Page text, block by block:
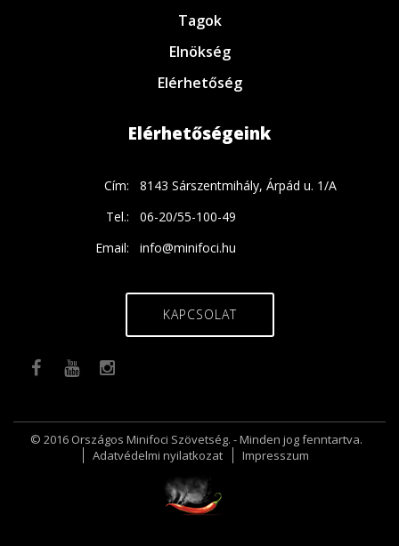
Tagok
Elnökség
Elérhetőség
Elérhetőségeink
Cím:
8143 Sárszentmihály, Árpád u. 1/A
Tel.:
06-20/55-100-49
Email:
info@minifoci.hu
KAPCSOLAT
© 2016 Országos Minifoci Szövetség. - Minden jog fenntartva.
Adatvédelmi nyilatkozat
Impresszum